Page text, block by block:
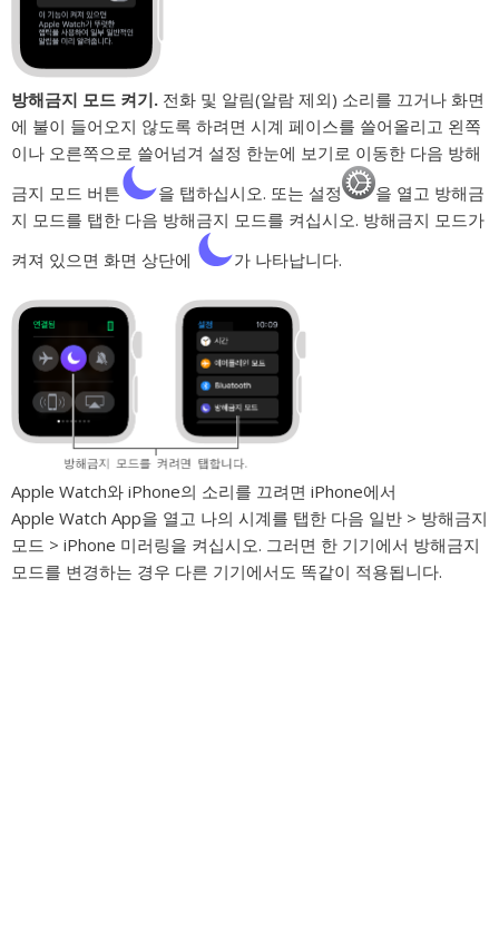
방해금지 모드 켜기. 전화 및 알림(알람 제외) 소리를 끄거나 화면
에 불이 들어오지 않도록 하려면 시계 페이스를 쓸어올리고 왼쪽
이나 오른쪽으로 쓸어넘겨 설정 한눈에 보기로 이동한 다음 방해
금지 모드 버튼
을 탭하십시오. 또는 설정
을 열고 방해금
지 모드를 탭한 다음 방해금지 모드를 켜십시오. 방해금지 모드가
켜져 있으면 화면 상단에
가 나타납니다.
Apple Watch와 iPhone의 소리를 끄려면 iPhone에서
Apple Watch App을 열고 나의 시계를 탭한 다음 일반 > 방해금지
모드 > iPhone 미러링을 켜십시오. 그러면 한 기기에서 방해금지
모드를 변경하는 경우 다른 기기에서도 똑같이 적용됩니다.